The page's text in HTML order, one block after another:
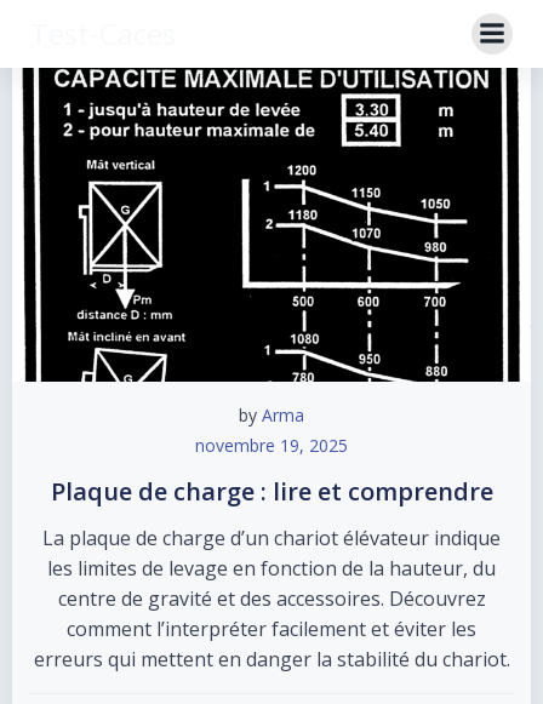
contenu
by Arma
novembre 19, 2025
Plaque de charge : lire et comprendre
La plaque de charge d’un chariot élévateur indique
les limites de levage en fonction de la hauteur, du
centre de gravité et des accessoires. Découvrez
comment l’interpréter facilement et éviter les
erreurs qui mettent en danger la stabilité du chariot.